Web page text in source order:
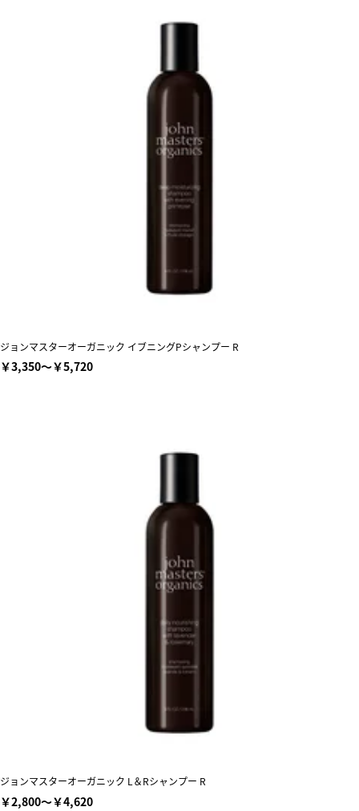
ジョンマスターオーガニック イブニングPシャンプー R
￥3,350～￥5,720
ジョンマスターオーガニック L＆Rシャンプー R
￥2,800～￥4,620